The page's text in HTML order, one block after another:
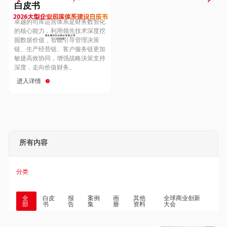
Hungary
Hong Kong
白皮书
卓越的司库运营体系是财务数智化
的核心能力，利用领先技术深度挖
掘数据价值，智能引导管理决策
链、生产经营链、客户服务链更加
敏捷高效协同，增强战略決策支持
深度，走向价值财务。
进入详情
所有内容
分类
全
部
白皮
书
报
告
案例
集
画
册
其他
资料
全球商业创新
大会